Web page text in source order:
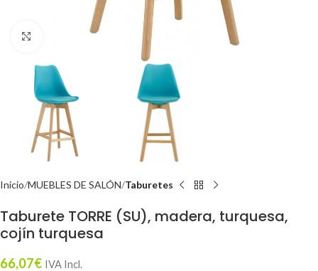
Click to enlarge
Inicio MUEBLES DE SALÓN Taburetes
Taburete TORRE (SU), madera, turquesa,
cojín turquesa
66,07€ IVA Incl.